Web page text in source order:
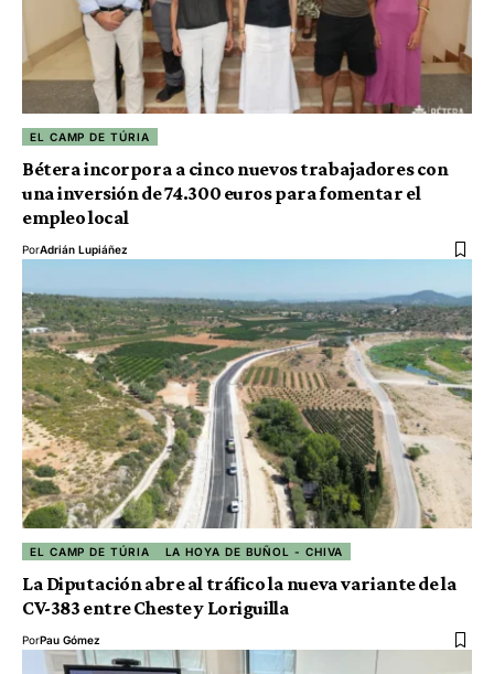
EL CAMP DE TÚRIA
Bétera incorpora a cinco nuevos trabajadores con
una inversión de 74.300 euros para fomentar el
empleo local
PorAdrián Lupiáñez
EL CAMP DE TÚRIA LA HOYA DE BUÑOL - CHIVA
La Diputación abre al tráfico la nueva variante de la
CV-383 entre Cheste y Loriguilla
PorPau Gómez